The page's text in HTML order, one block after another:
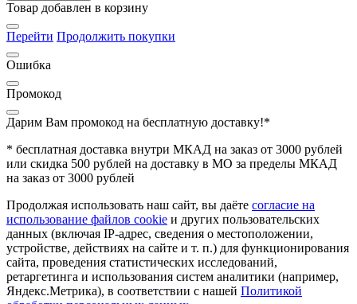
Товар добавлен в корзину
Перейти Продолжить покупки
Ошибка
Промокод
Дарим Вам промокод на бесплатную доставку!*
* бесплатная доставка внутри МКАД на заказ от 3000 рублей
или скидка 500 рублей на доставку в МО за пределы МКАД
на заказ от 3000 рублей
Продолжая использовать наш сайт, вы даёте согласие на
использование файлов cookie и других пользовательских
данных (включая IP-адрес, сведения о местоположении,
устройстве, действиях на сайте и т. п.) для функционирования
сайта, проведения статистических исследований,
ретаргетинга и использования систем аналитики (например,
Яндекс.Метрика), в соответствии с нашей Политикой